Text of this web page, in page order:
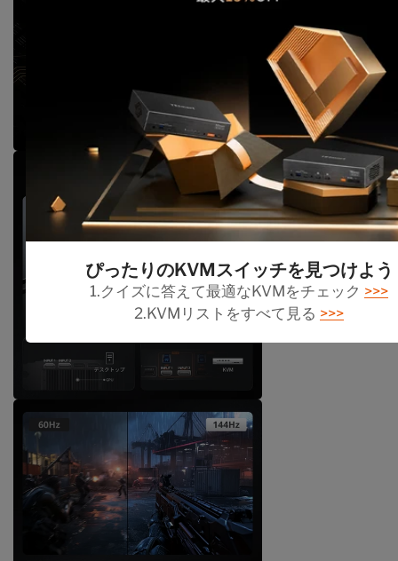
ぴったりのKVMスイッチを見つけよう
1.クイズに答えて最適なKVMをチェック >>>
2.KVMリストをすべて見る >>>